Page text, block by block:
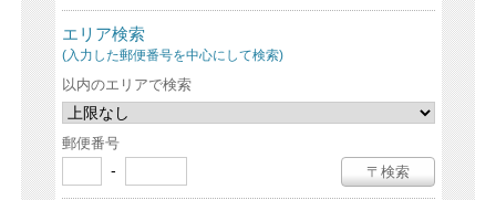
エリア検索
(入力した郵便番号を中心にして検索)
以内のエリアで検索
郵便番号
- 〒検索